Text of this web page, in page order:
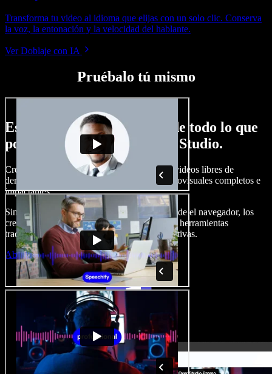
Transforma tu video al idioma que elijas con un solo clic. Conserva
la voz, la entonación y la velocidad del hablante.
Ver Doblaje con IA
Pruébalo tú mismo
Esto es solo una probadita de todo lo que
podrás hacer con Speechify Studio.
Crea locuciones, agrega imágenes, audios y videos libres de
derechos, clona tu voz y arma proyectos audiovisuales completos e
impactantes.
Sin curva de aprendizaje y todo accesible desde el navegador, los
creadores de contenido pueden dejar atrás las herramientas
tradicionales y dar vida a todas sus ideas creativas.
Abrir Studio